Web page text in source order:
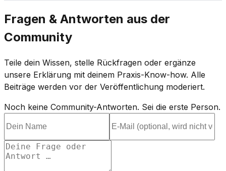
Fragen & Antworten aus der
Community
Teile dein Wissen, stelle Rückfragen oder ergänze
unsere Erklärung mit deinem Praxis-Know-how. Alle
Beiträge werden vor der Veröffentlichung moderiert.
Noch keine Community-Antworten. Sei die erste Person.